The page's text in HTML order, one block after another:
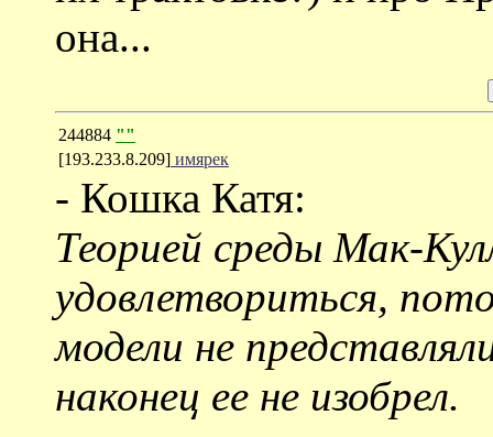
она...
244884 ""
[193.233.8.209] имярек
- Кошка Катя:
Теорией среды Мак-
удовлетвориться,
модели не
наконец ее не изобрел.